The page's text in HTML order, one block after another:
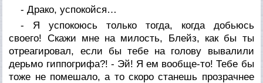
- Драко, успокойся…
- Я успокоюсь только тогда, когда добьюсь
своего! Скажи мне на милость, Блейз, как бы ты
отреагировал, если бы тебе на голову вывалили
дерьмо гиппогрифа?! - Эй! Я ем вообще-то! Тебе бы
тоже не помешало, а то скоро станешь прозрачнее